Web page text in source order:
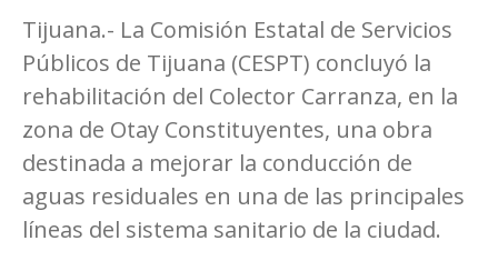
Tijuana.- La Comisión Estatal de Servicios
Públicos de Tijuana (CESPT) concluyó la
rehabilitación del Colector Carranza, en la
zona de Otay Constituyentes, una obra
destinada a mejorar la conducción de
aguas residuales en una de las principales
líneas del sistema sanitario de la ciudad.